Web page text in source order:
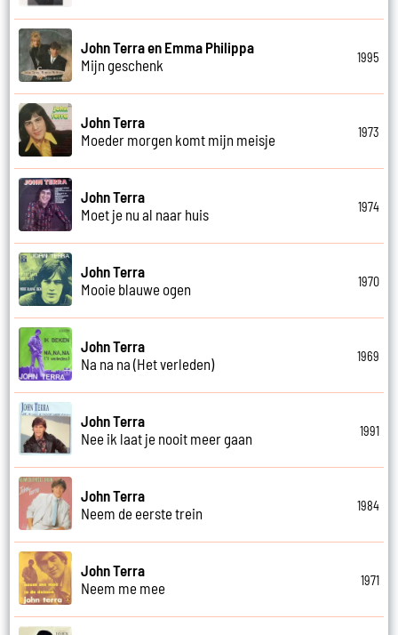
John Terra en Emma Philippa
Mijn geschenk
1995
John Terra
Moeder morgen komt mijn meisje
1973
John Terra
Moet je nu al naar huis
1974
John Terra
Mooie blauwe ogen
1970
John Terra
Na na na (Het verleden)
1969
John Terra
Nee ik laat je nooit meer gaan
1991
John Terra
Neem de eerste trein
1984
John Terra
Neem me mee
1971